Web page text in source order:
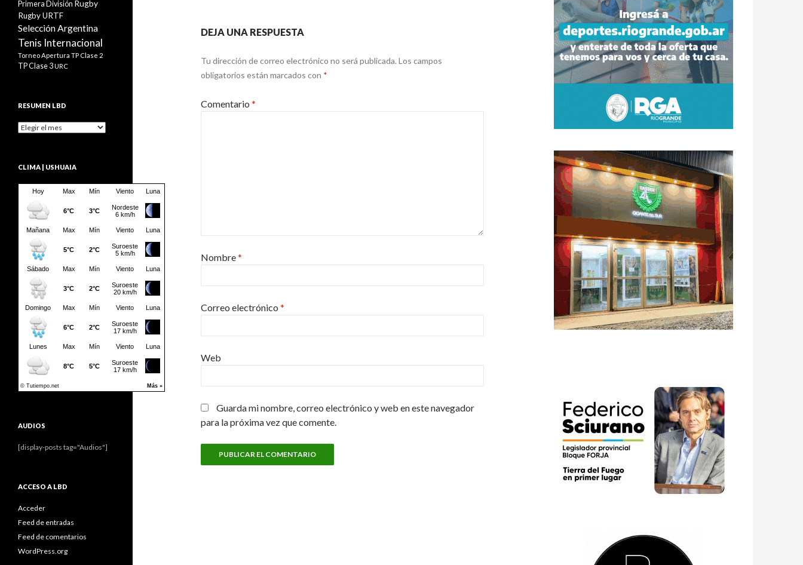
DEJA UNA RESPUESTA
Tu dirección de correo electrónico no será publicada. Los campos
obligatorios están marcados con *
Comentario *
Nombre*
Correo electrónico *
Web
Guarda mi nombre, correo electrónico y web en este navegador
para la próxima vez que comente.
Primera División Rugby
Rugby URTF
Selección Argentina
Tenis Internacional
Torneo Apertura TP Clase 2
TP Clase 3URC
RESUMEN LBD
Resumen
CLIMA | USHUAIA
AUDIOS
[display-posts tag="Audios"]
ACCESO A LBD
Acceder
Feed de entradas
Feed de comentarios
WordPress.org